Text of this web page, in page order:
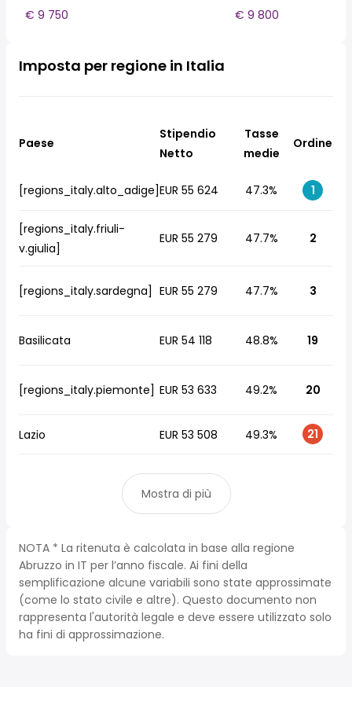
€ 9 750
€ 9 800
Imposta per regione in Italia
Paese
Stipendio
Netto
Tasse
medie
Ordine
[regions_italy.alto_adige]EUR 55 624 47.3% 1
[regions_italy.friuli-
v.giulia]
EUR 55 279 47.7% 2
[regions_italy.sardegna] EUR 55 279 47.7% 3
Basilicata EUR 54 118 48.8% 19
[regions_italy.piemonte] EUR 53 633 49.2% 20
Lazio EUR 53 508 49.3% 21
Mostra di più
NOTA * La ritenuta è calcolata in base alla regione
Abruzzo in IT per l’anno fiscale. Ai fini della
semplificazione alcune variabili sono state approssimate
(come lo stato civile e altre). Questo documento non
rappresenta l'autorità legale e deve essere utilizzato solo
ha fini di approssimazione.